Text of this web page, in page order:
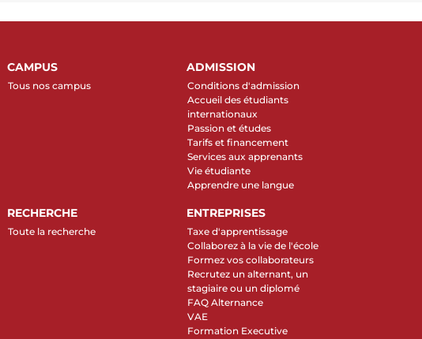
CAMPUS
Tous nos campus
ADMISSION
Conditions d'admission
Accueil des étudiants
internationaux
Passion et études
Tarifs et financement
Services aux apprenants
Vie étudiante
Apprendre une langue
RECHERCHE
Toute la recherche
ENTREPRISES
Taxe d'apprentissage
Collaborez à la vie de l'école
Formez vos collaborateurs
Recrutez un alternant, un
stagiaire ou un diplomé
FAQ Alternance
VAE
Formation Executive